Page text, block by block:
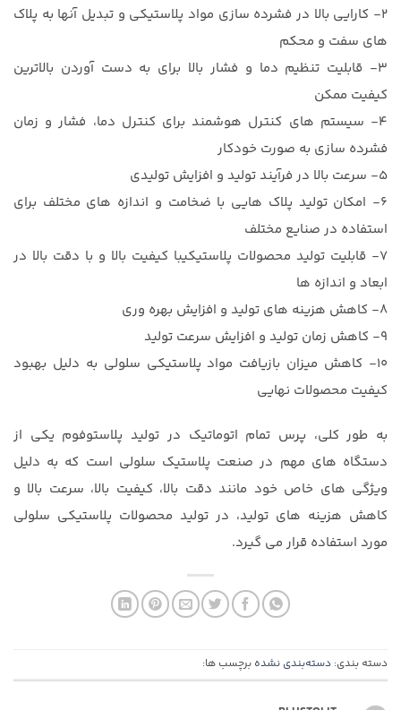
۲- کارایی بالا در فشرده سازی مواد پلاستیکی و تبدیل آنها به پلاک
های سفت و محکم
۳- قابلیت تنظیم دما و فشار بالا برای به دست آوردن بالاترین
کیفیت ممکن
۴- سیستم های کنترل هوشمند برای کنترل دما، فشار و زمان
فشرده سازی به صورت خودکار
۵- سرعت بالا در فرآیند تولید و افزایش تولیدی
۶- امکان تولید پلاک هایی با ضخامت و اندازه های مختلف برای
استفاده در صنایع مختلف
۷- قابلیت تولید محصولات پلاستیکیبا کیفیت بالا و با دقت بالا در
ابعاد و اندازه ها
۸- کاهش هزینه های تولید و افزایش بهره وری
۹- کاهش زمان تولید و افزایش سرعت تولید
۱۰- کاهش میزان بازیافت مواد پلاستیکی سلولی به دلیل بهبود
کیفیت محصولات نهایی
به طور کلی، پرس تمام اتوماتیک در تولید پلاستوفوم یکی از
دستگاه های مهم در صنعت پلاستیک سلولی است که به دلیل
ویژگی های خاص خود مانند دقت بالا، کیفیت بالا، سرعت بالا و
کاهش هزینه های تولید، در تولید محصولات پلاستیکی سلولی
مورد استفاده قرار می گیرد.
دسته بندی: دسته‌بندی نشده برچسب ها: